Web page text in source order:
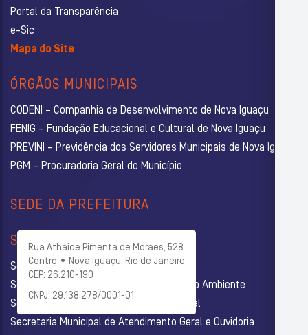
Portal da Transparência
e-Sic
Mapa do Site
ÓRGÃOS MUNICIPAIS
CODENI – Companhia de Desenvolvimento de Nova Iguaçu
FENIG – Fundação Educacional e Cultural de Nova Iguaçu
PREVINI – Previdência dos Servidores Municipais de Nova Iguaçu
PGM – Procuradoria Geral do Município
SEDE DA PREFEITURA
Rua Athaide Pimenta de Moraes, 528
Centro • Nova Iguaçu, Rio de Janeiro
CEP: 26.210-190
CNPJ: 29.138.278/0001-01
SECRETARIAS
Secretaria Municipal de Administração
Secretaria Municipal de Agricultura e Meio Ambiente
Secretaria Municipal de Assistência Social
Secretaria Municipal de Atendimento Geral e Ouvidoria